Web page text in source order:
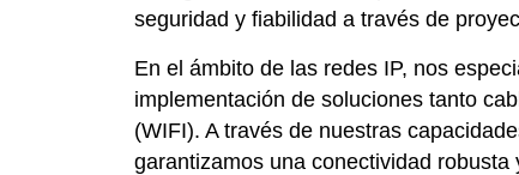
seguridad y fiabilidad a través de
En el ámbito de las redes IP, nos
implementación de soluciones tanto
(WIFI). A través de nuestras
garantizamos una conectividad robusta